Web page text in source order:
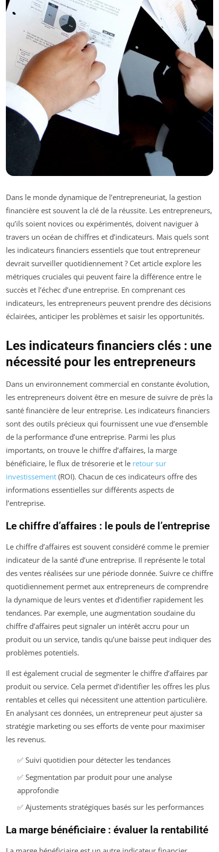
Dans le monde dynamique de l’entrepreneuriat, la gestion
financière est souvent la clé de la réussite. Les entrepreneurs,
qu’ils soient novices ou expérimentés, doivent naviguer à
travers un océan de chiffres et d’indicateurs. Mais quels sont
les indicateurs financiers essentiels que tout entrepreneur
devrait surveiller quotidiennement ? Cet article explore les
métriques cruciales qui peuvent faire la différence entre le
succès et l’échec d’une entreprise. En comprenant ces
indicateurs, les entrepreneurs peuvent prendre des décisions
éclairées, anticiper les problèmes et saisir les opportunités.
Les indicateurs financiers clés : une
nécessité pour les entrepreneurs
Dans un environnement commercial en constante évolution,
les entrepreneurs doivent être en mesure de suivre de près la
santé financière de leur entreprise. Les indicateurs financiers
sont des outils précieux qui fournissent une vue d’ensemble
de la performance d’une entreprise. Parmi les plus
importants, on trouve le chiffre d’affaires, la marge
bénéficiaire, le flux de trésorerie et le retour sur
investissement (ROI). Chacun de ces indicateurs offre des
informations essentielles sur différents aspects de
l’entreprise.
Le chiffre d’affaires : le pouls de l’entreprise
Le chiffre d’affaires est souvent considéré comme le premier
indicateur de la santé d’une entreprise. Il représente le total
des ventes réalisées sur une période donnée. Suivre ce chiffre
quotidiennement permet aux entrepreneurs de comprendre
la dynamique de leurs ventes et d’identifier rapidement les
tendances. Par exemple, une augmentation soudaine du
chiffre d’affaires peut signaler un intérêt accru pour un
produit ou un service, tandis qu’une baisse peut indiquer des
problèmes potentiels.
Il est également crucial de segmenter le chiffre d’affaires par
produit ou service. Cela permet d’identifier les offres les plus
rentables et celles qui nécessitent une attention particulière.
En analysant ces données, un entrepreneur peut ajuster sa
stratégie marketing ou ses efforts de vente pour maximiser
les revenus.
✅ Suivi quotidien pour détecter les tendances
✅ Segmentation par produit pour une analyse
approfondie
✅ Ajustements stratégiques basés sur les performances
La marge bénéficiaire : évaluer la rentabilité